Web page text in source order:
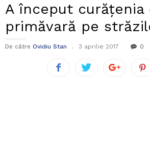
A început curățenia
primăvară pe
De către Ovidiu Stan 3 aprilie 2017 0